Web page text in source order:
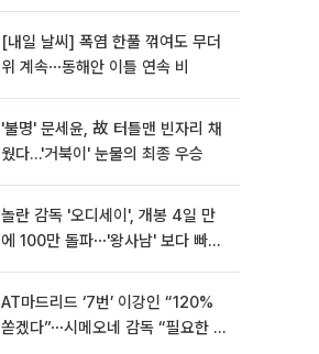
[내일 날씨] 폭염 한풀 꺾여도 무더
위 계속⋯동해안 이틀 연속 비
'불명' 문세윤, 故 터틀맨 빈자리 채
웠다…'거북이' 눈물의 최종 우승
놀란 감독 '오디세이', 개봉 4일 만
에 100만 돌파⋯'왕사남' 보다 빠르
AT마드리드 ‘7번’ 이강인 “120%
쏟겠다”⋯시메오네 감독 “필요한 선